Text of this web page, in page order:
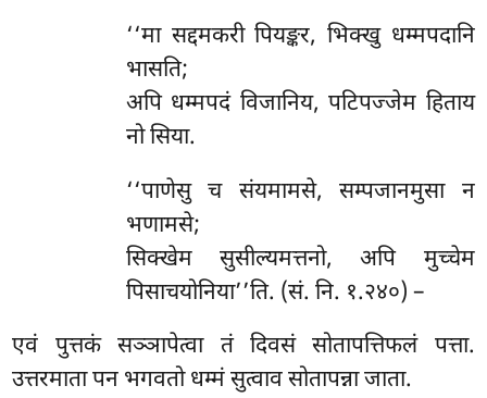
‘‘मा सद्दमकरी पियङ्कर, भिक्खु धम्मपदानि
भासति;
अपि धम्मपदं विजानिय, पटिपज्जेम हिताय
नो सिया.
‘‘पाणेसु च संयमामसे, सम्पजानमुसा न
भणामसे;
सिक्खेम सुसील्यमत्तनो, अपि मुच्चेम
पिसाचयोनिया’’ति. (सं. नि. १.२४०) –
एवं पुत्तकं सञ्ञापेत्वा तं दिवसं सोतापत्तिफलं पत्ता.
उत्तरमाता पन भगवतो धम्मं सुत्वाव सोतापन्ना जाता.